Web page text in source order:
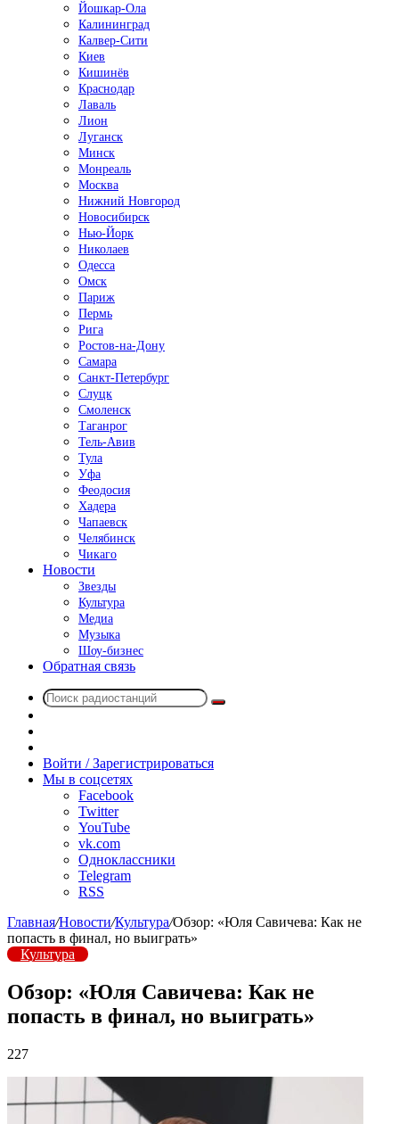
Йошкар-Ола
Калининград
Калвер-Сити
Киев
Кишинёв
Краснодар
Лаваль
Лион
Луганск
Минск
Монреаль
Москва
Нижний Новгород
Новосибирск
Нью-Йорк
Николаев
Одесса
Омск
Париж
Пермь
Рига
Ростов-на-Дону
Самара
Санкт-Петербург
Слуцк
Смоленск
Таганрог
Тель-Авив
Тула
Уфа
Феодосия
Хадера
Чапаевск
Челябинск
Чикаго
Новости
Звезды
Культура
Медиа
Музыка
Шоу-бизнес
Обратная связь
Поиск
радио
Войти / Зарегистрироваться
Мы в соцсетях
Facebook
Twitter
YouTube
vk.com
Одноклассники
Telegram
RSS
Главная/Новости/Культура/Обзор: «Юля Савичева: Как не
попасть в финал, но выиграть»
Культура
Обзор: «Юля Савичева: Как не
попасть в финал, но выиграть»
227